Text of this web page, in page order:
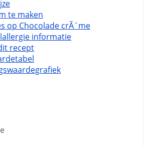
te maken
op Chocolade crÃ¨me
informatie
recept